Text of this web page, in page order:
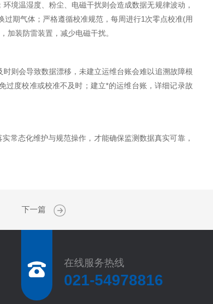
温湿度、粉尘、电磁干扰则会造成数据无规律波动，
期气体；严格遵循校准规范，每周进行1次零点校准(用
加装防雷装置，减少电磁干扰。
则会导致数据漂移，未建立运维台账会难以追溯故障根
过度校准或校准不及时；建立*的运维台账，详细记录故
态化维护与规范操作，才能确保监测数据真实可靠，
下一篇
在线服务热线
021-54978816